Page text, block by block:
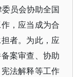
员会协助全国
，应当成为合
者。为此，应
案审查、协助
法解释等工作